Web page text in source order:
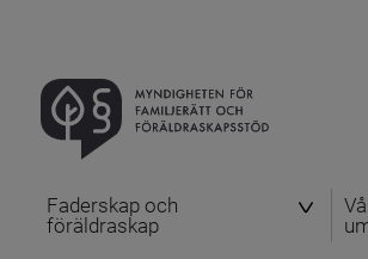
Faderskap och
föräldraskap